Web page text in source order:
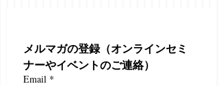
メルマガの登録（オンラインセミ
ナーやイベントのご連絡）
Email *